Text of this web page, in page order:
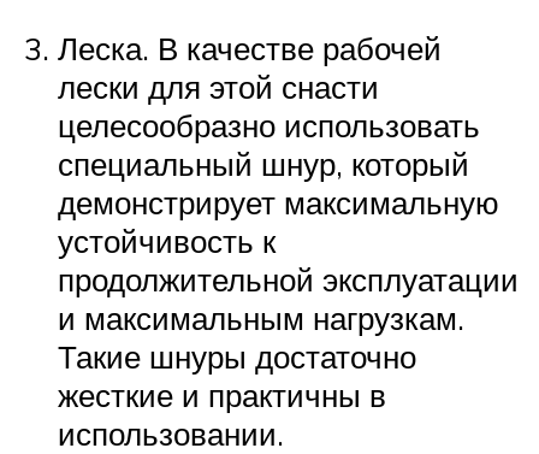
Леска. В качестве рабочей
лески для этой снасти
целесообразно использовать
специальный шнур, который
демонстрирует максимальную
устойчивость к
продолжительной эксплуатации
и максимальным нагрузкам.
Такие шнуры достаточно
жесткие и практичны в
использовании.